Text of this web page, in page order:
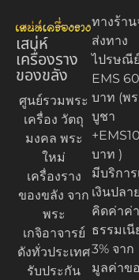
เสน่ห์
เครื่องราง
ของขลัง
ศูนย์รวมพระ
เครื่อง วัตถุ
มงคล พระ
ใหม่
เครื่องราง
ของขลัง จาก
พระ
เกจิอาจารย์
ดังทั่วประเทศ
รับประกัน
ทางร้าน
ส่งทาง
ไปรษณี
EMS 60
บาท (พร
บูชา
บาท )
มีบริการ
เงินปลา
คิดค่าค่า
ธรรมเนี
3% จาก
มูลค่าข